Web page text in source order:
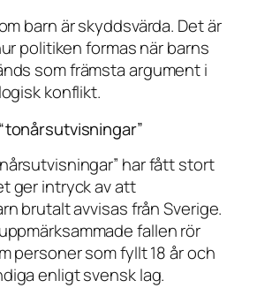
barn är skyddsvärda. Det är
politiken formas när barns
som främsta argument i
konflikt.
har fått stort
ger intryck av att
brutalt avvisas från Sverige.
fallen rör
personer som fyllt 18 år och
enligt svensk lag.